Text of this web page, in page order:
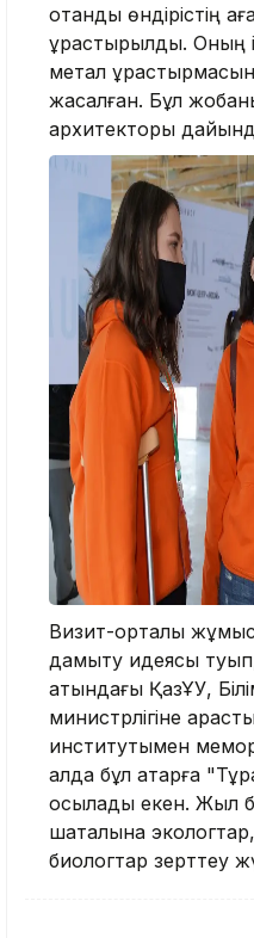
отандық өндірістің
құрастырылды. Оның
метал
жасалған. Бұл
архитекторы
Визит-орталық
дамыту идеясы
атындағы ҚазҰУ,
министрлігіне
институтымен
алда бұл қатарға
қосылады екен. Жыл
шатқалына
биологтар зерттеу